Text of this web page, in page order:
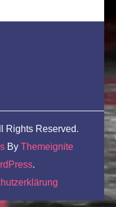
Rights Reserved.
By Themeignite
.